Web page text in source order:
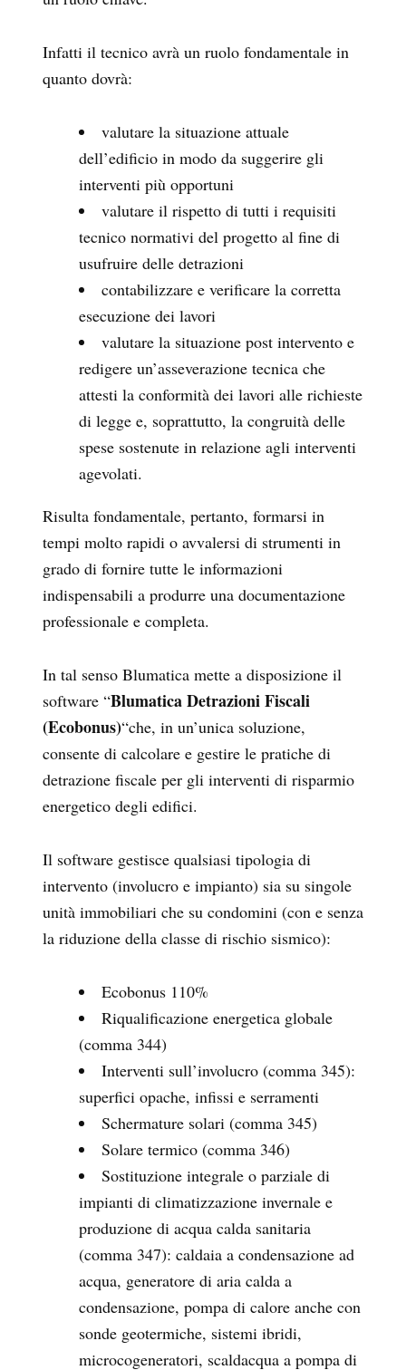
Infatti il tecnico avrà un ruolo fondamentale in
quanto dovrà:
valutare la situazione attuale
dell’edificio in modo da suggerire gli
interventi più opportuni
valutare il rispetto di tutti i requisiti
tecnico normativi del progetto al fine di
usufruire delle detrazioni
contabilizzare e verificare la corretta
esecuzione dei lavori
valutare la situazione post intervento e
redigere un’asseverazione tecnica che
attesti la conformità dei lavori alle richieste
di legge e, soprattutto, la congruità delle
spese sostenute in relazione agli interventi
agevolati.
Risulta fondamentale, pertanto, formarsi in
tempi molto rapidi o avvalersi di strumenti in
grado di fornire tutte le informazioni
indispensabili a produrre una documentazione
professionale e completa.
In tal senso Blumatica mette a disposizione il
software “Blumatica Detrazioni Fiscali
(Ecobonus)“che, in un’unica soluzione,
consente di calcolare e gestire le pratiche di
detrazione fiscale per gli interventi di risparmio
energetico degli edifici.
Il software gestisce qualsiasi tipologia di
intervento (involucro e impianto) sia su singole
unità immobiliari che su condomini (con e senza
la riduzione della classe di rischio sismico):
Ecobonus 110%
Riqualificazione energetica globale
(comma 344)
Interventi sull’involucro (comma 345):
superfici opache, infissi e serramenti
Schermature solari (comma 345)
Solare termico (comma 346)
Sostituzione integrale o parziale di
impianti di climatizzazione invernale e
produzione di acqua calda sanitaria
(comma 347): caldaia a condensazione ad
acqua, generatore di aria calda a
condensazione, pompa di calore anche con
sonde geotermiche, sistemi ibridi,
microcogeneratori, scaldacqua a pompa di